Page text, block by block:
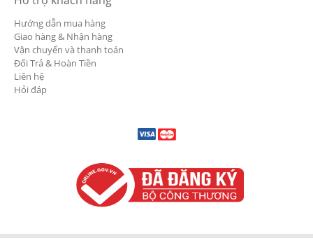
Hướng dẫn mua hàng
Giao hàng & Nhận hàng
Vận chuyển và thanh toán
Đổi Trả & Hoàn Tiền
Liên hệ
Hỏi đáp